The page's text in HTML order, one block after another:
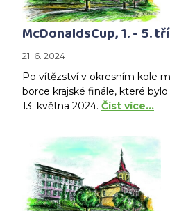
McDonaldsCup, 1. - 5.
21. 6. 2024
Po vítězství v okresním kole
borce krajské finále, které
13. května 2024. Číst více…